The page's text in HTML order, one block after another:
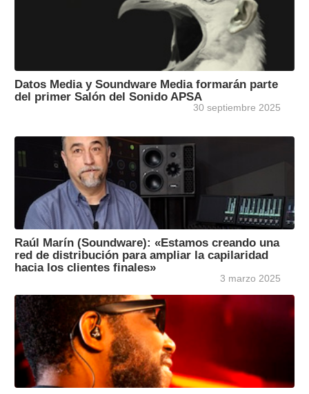
Datos Media y Soundware Media formarán parte
del primer Salón del Sonido APSA
30 septiembre 2025
Raúl Marín (Soundware): «Estamos creando una
red de distribución para ampliar la capilaridad
hacia los clientes finales»
3 marzo 2025